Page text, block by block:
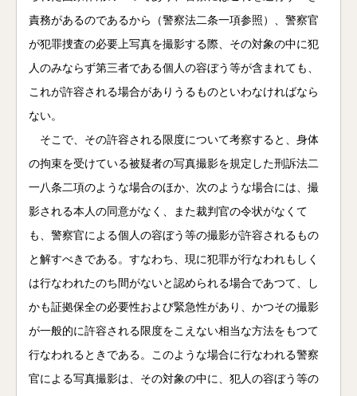
責務があるのであるから（警察法二条一項参照）、警察官
が犯罪捜査の必要上写真を撮影する際、その対象の中に犯
人のみならず第三者である個人の容ぼう等が含まれても、
これが許容される場合がありうるものといわなければなら
ない。
そこで、その許容される限度について考察すると、身体
の拘束を受けている被疑者の写真撮影を規定した刑訴法二
一八条二項のような場合のほか、次のような場合には、撮
影される本人の同意がなく、また裁判官の令状がなくて
も、警察官による個人の容ぼう等の撮影が許容されるもの
と解すべきである。すなわち、現に犯罪が行なわれもしく
は行なわれたのち間がないと認められる場合であつて、し
かも証拠保全の必要性および緊急性があり、かつその撮影
が一般的に許容される限度をこえない相当な方法をもつて
行なわれるときである。このような場合に行なわれる警察
官による写真撮影は、その対象の中に、犯人の容ぼう等の